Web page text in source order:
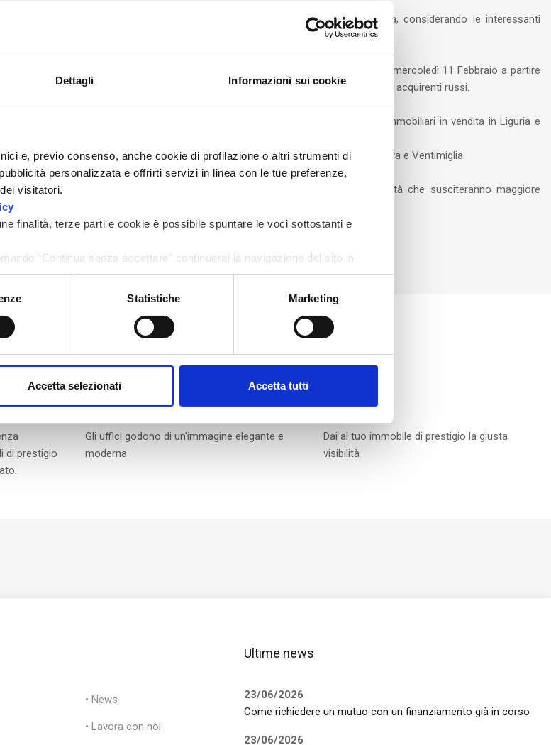
Dettagli Informazioni sui cookie
e, previo consenso, anche cookie di profilazione o altri strumenti di
personalizzata e offrirti servizi in linea con le tue preferenze,
visitatori.
finalità, terze parti e cookie è possibile spuntare le voci sottostanti e
“Continua senza accettare” continuerai la navigazione del sito in
diversi da quelli tecnici.
Statistiche Marketing
Accetta selezionati Accetta tutti
parte dei venditori di immobili è altrettanto elevato verso questo tipo di clientela, considerando le interessanti
che il Gruppo Fondocasa, in collaborazione con IRA (Italian Russian Association) mercoledì 11 Febbraio a partire
presso la propria sede di Villanova d’Albenga, una delegazione di potenziali acquirenti russi.
è quello di creare un contatto, presentare le più interessanti opportunità immobiliari in vendita in Liguria e
di business per gli affiliati alla rete Fondocasa.
di immobili di pregio e da investimento su un territorio compreso tra Genova e Ventimiglia.
Fondocasa avranno così la possibilità di fissare appuntamenti sulle proprietà che susciteranno maggiore
di prestigio
immagine
Gli uffici godono di un'immagine elegante e
moderna
Visibilità
Dai al tuo immobile di prestigio la giusta
visibilità
• News
• Lavora con noi
Ultime news
23/06/2026
Come richiedere un mutuo con un finanziamento già in corso
23/06/2026